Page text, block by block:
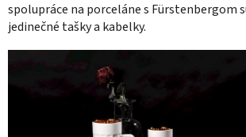
spolupráce na porceláne s Fürstenbergom
jedinečné tašky a kabelky.